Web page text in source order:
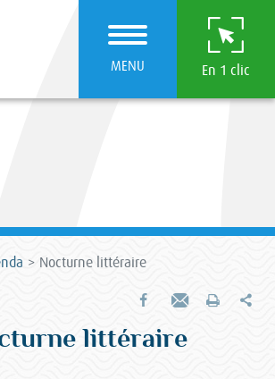
MENU En 1 clic
Nocturne littéraire
Partager sur Facebook
Envoyer par e-mail
Imprimer
littéraire